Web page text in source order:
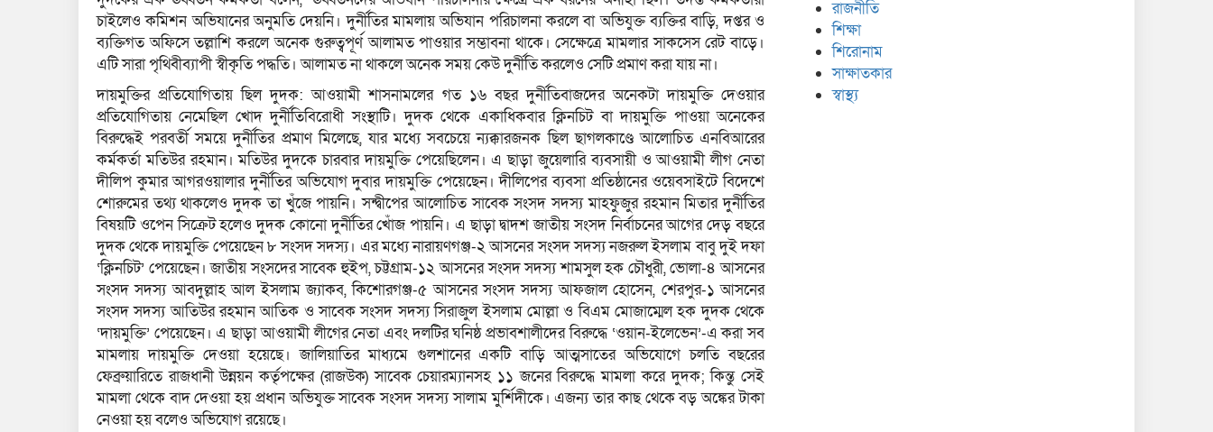
চাইলেও কমিশন অভিযানের অনুমতি দেয়নি। দুর্নীতির মামলায় অভিযান পরিচালনা করলে বা অভিযুক্ত ব্যক্তির বাড়ি, দপ্তর ও
ব্যক্তিগত অফিসে তল্লাশি করলে অনেক গুরুত্বপূর্ণ আলামত পাওয়ার সম্ভাবনা থাকে। সেক্ষেত্রে মামলার সাকসেস রেট বাড়ে।
এটি সারা পৃথিবীব্যাপী স্বীকৃতি পদ্ধতি। আলামত না থাকলে অনেক সময় কেউ দুর্নীতি করলেও সেটি প্রমাণ করা যায় না।
দায়মুক্তির প্রতিযোগিতায় ছিল দুদক: আওয়ামী শাসনামলের গত ১৬ বছর দুর্নীতিবাজদের অনেকটা দায়মুক্তি দেওয়ার
প্রতিযোগিতায় নেমেছিল খোদ দুর্নীতিবিরোধী সংস্থাটি। দুদক থেকে একাধিকবার ক্লিনচিট বা দায়মুক্তি পাওয়া অনেকের
বিরুদ্ধেই পরবর্তী সময়ে দুর্নীতির প্রমাণ মিলেছে, যার মধ্যে সবচেয়ে ন্যক্কারজনক ছিল ছাগলকাণ্ডে আলোচিত এনবিআরের
কর্মকর্তা মতিউর রহমান। মতিউর দুদকে চারবার দায়মুক্তি পেয়েছিলেন। এ ছাড়া জুয়েলারি ব্যবসায়ী ও আওয়ামী লীগ নেতা
দীলিপ কুমার আগরওয়ালার দুর্নীতির অভিযোগ দুবার দায়মুক্তি পেয়েছেন। দীলিপের ব্যবসা প্রতিষ্ঠানের ওয়েবসাইটে বিদেশে
শোরুমের তথ্য থাকলেও দুদক তা খুঁজে পায়নি। সন্দ্বীপের আলোচিত সাবেক সংসদ সদস্য মাহফুজুর রহমান মিতার দুর্নীতির
বিষয়টি ওপেন সিক্রেট হলেও দুদক কোনো দুর্নীতির খোঁজ পায়নি। এ ছাড়া দ্বাদশ জাতীয় সংসদ নির্বাচনের আগের দেড় বছরে
দুদক থেকে দায়মুক্তি পেয়েছেন ৮ সংসদ সদস্য। এর মধ্যে নারায়ণগঞ্জ-২ আসনের সংসদ সদস্য নজরুল ইসলাম বাবু দুই দফা
‘ক্লিনচিট’ পেয়েছেন। জাতীয় সংসদের সাবেক হুইপ, চট্টগ্রাম-১২ আসনের সংসদ সদস্য শামসুল হক চৌধুরী, ভোলা-৪ আসনের
সংসদ সদস্য আবদুল্লাহ আল ইসলাম জ্যাকব, কিশোরগঞ্জ-৫ আসনের সংসদ সদস্য আফজাল হোসেন, শেরপুর-১ আসনের
সংসদ সদস্য আতিউর রহমান আতিক ও সাবেক সংসদ সদস্য সিরাজুল ইসলাম মোল্লা ও বিএম মোজাম্মেল হক দুদক থেকে
‘দায়মুক্তি’ পেয়েছেন। এ ছাড়া আওয়ামী লীগের নেতা এবং দলটির ঘনিষ্ঠ প্রভাবশালীদের বিরুদ্ধে ‘ওয়ান-ইলেভেন’-এ করা সব
মামলায় দায়মুক্তি দেওয়া হয়েছে। জালিয়াতির মাধ্যমে গুলশানের একটি বাড়ি আত্মসাতের অভিযোগে চলতি বছরের
ফেব্রুয়ারিতে রাজধানী উন্নয়ন কর্তৃপক্ষের (রাজউক) সাবেক চেয়ারম্যানসহ ১১ জনের বিরুদ্ধে মামলা করে দুদক; কিন্তু সেই
মামলা থেকে বাদ দেওয়া হয় প্রধান অভিযুক্ত সাবেক সংসদ সদস্য সালাম মুর্শিদীকে। এজন্য তার কাছ থেকে বড় অঙ্কের টাকা
নেওয়া হয় বলেও অভিযোগ রয়েছে।
রাজনীতি
শিক্ষা
শিরোনাম
সাক্ষাতকার
স্বাস্থ্য